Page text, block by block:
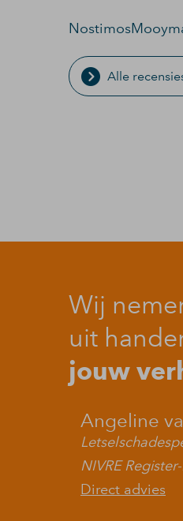
Alle
Wij
uit
jouw
Angeline
NIVRE
Direct advies